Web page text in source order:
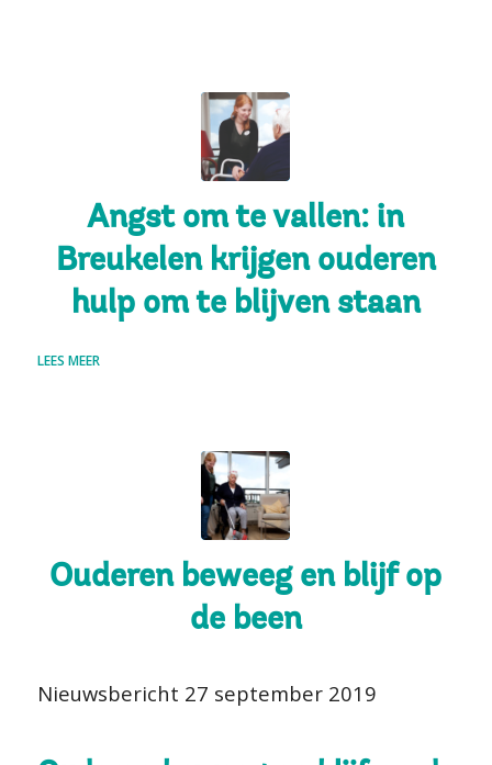
Angst om te vallen: in
Breukelen krijgen ouderen
hulp om te blijven staan
LEES MEER
Ouderen beweeg en blijf op
de been
Nieuwsbericht 27 september 2019